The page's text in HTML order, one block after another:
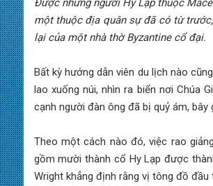
Được những người Hy Lạp thuộc
một thuộc địa quân sự đã có từ
lại của một nhà thờ Byzantine cổ đại.
Bất kỳ hướng dẫn viên du lịch nào
lao xuống núi, nhìn ra biển nơi Chúa
cạnh người đàn ông đã bị quỷ ám, bây
Theo một cách nào đó, việc rao
gồm mười thành cổ Hy Lạp được
Wright khẳng định rằng vị tông đồ đầu